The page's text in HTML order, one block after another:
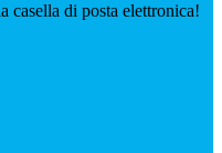
casella di posta elettronica!